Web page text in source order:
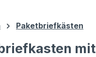
Paketbriefkästen
mit